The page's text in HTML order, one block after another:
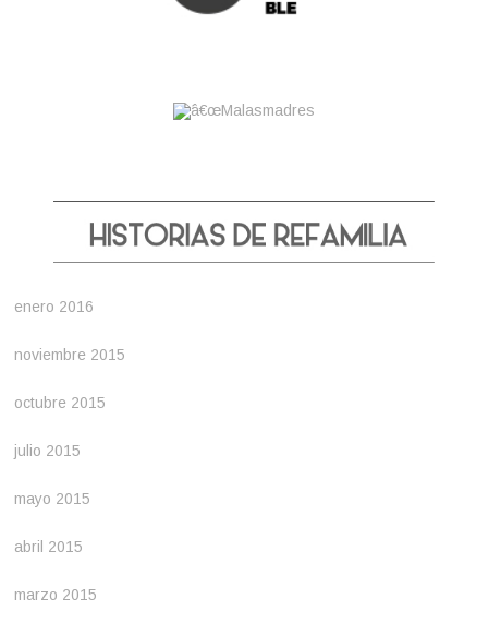
enero 2016
noviembre 2015
octubre 2015
julio 2015
mayo 2015
abril 2015
marzo 2015